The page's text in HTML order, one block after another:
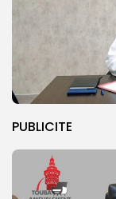
PUBLICITE